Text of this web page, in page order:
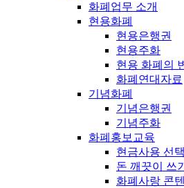
화폐업무 소개
현용화폐
현용은행권
현용주화
현용 화폐의
화폐연대자료
기념화폐
기념은행권
기념주화
화폐홍보교육
현금사용 선
돈 깨끗이 쓰기
화폐사랑 콘